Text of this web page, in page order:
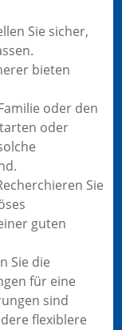
Sie sicher,
bieten
oder den
oder
Sie
guten
Sie die
für eine
sind
flexiblere